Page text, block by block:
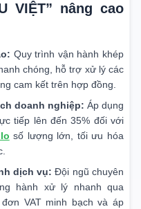
VIỆT” nâng cao
Quy trình vận hành khép
chóng, hỗ trợ xử lý các
cam kết trên hợp đồng.
doanh nghiệp: Áp dụng
tiếp lên đến 35% đối với
số lượng lớn, tối ưu hóa
dịch vụ: Đội ngũ chuyên
hành xử lý nhanh qua
VAT minh bạch và áp